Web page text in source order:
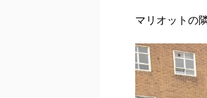
マリオットの